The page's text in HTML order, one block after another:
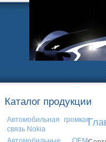
Каталог продукции
Автомобильная громкая
связь Nokia